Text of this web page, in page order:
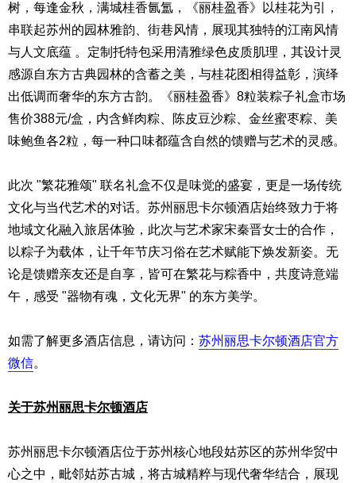
树，每逢金秋，满城桂香氤氲，《丽桂盈香》以桂花为引，
串联起苏州的园林雅韵、街巷风情，展现其独特的江南风情
与人文底蕴 。定制托特包采用清雅绿色皮质肌理，其设计灵
感源自东方古典园林的含蓄之美，与桂花图相得益彰，演绎
出低调而奢华的东方古韵。《丽桂盈香》8粒装粽子礼盒市场
售价388元/盒，内含鲜肉粽、陈皮豆沙粽、金丝蜜枣粽、美
味鲍鱼各2粒，每一种口味都蕴含自然的馈赠与艺术的灵感。
此次 "繁花雅颂" 联名礼盒不仅是味觉的盛宴，更是一场传统
文化与当代艺术的对话。苏州丽思卡尔顿酒店始终致力于将
地域文化融入旅居体验，此次与艺术家宋秦晋女士的合作，
以粽子为载体，让千年节庆习俗在艺术赋能下焕发新姿。无
论是馈赠亲友还是自享，皆可在繁花与粽香中，共度诗意端
午，感受 "器物有魂，文化无界" 的东方美学。
如需了解更多酒店信息，请访问： 苏州丽思卡尔顿酒店官方
微信。
关于苏州丽思卡尔顿酒店
苏州丽思卡尔顿酒店位于苏州核心地段姑苏区的苏州华贸中
心之中，毗邻姑苏古城，将古城精粹与现代奢华结合，展现